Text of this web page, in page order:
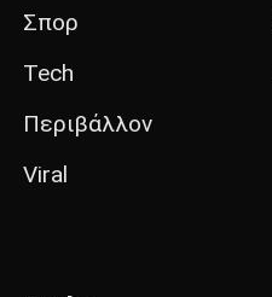
Σπορ
Tech
Περιβάλλον
Viral